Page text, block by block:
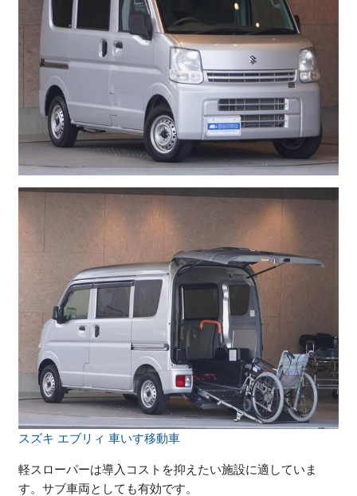
スズキ エブリィ 車いす移動車
軽スローパーは導入コストを抑えたい施設に適していま
す。サブ車両としても有効です。